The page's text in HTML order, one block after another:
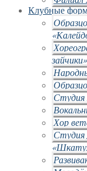
Клубные
Студия
Хор
Студия